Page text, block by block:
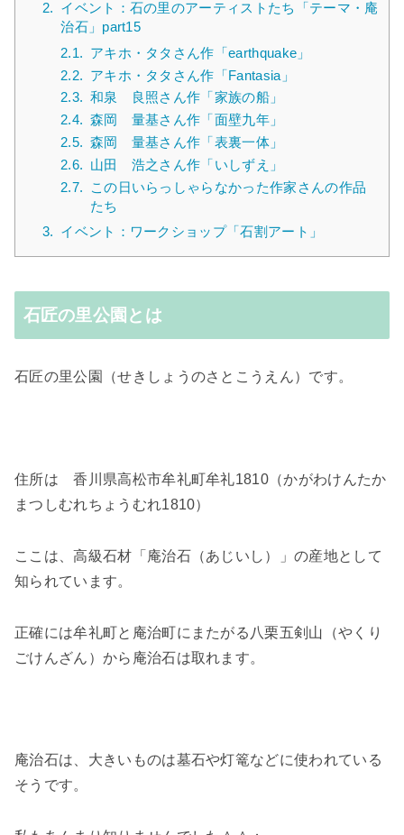
2. イベント：石の里のアーティストたち「テーマ・庵
治石」part15
2.1. アキホ・タタさん作「earthquake」
2.2. アキホ・タタさん作「Fantasia」
2.3. 和泉 良照さん作「家族の船」
2.4. 森岡 量基さん作「面壁九年」
2.5. 森岡 量基さん作「表裏一体」
2.6. 山田 浩之さん作「いしずえ」
2.7.
この日いらっしゃらなかった作家さんの作品
たち
3. イベント：ワークショップ「石割アート」
石匠の里公園とは
石匠の里公園（せきしょうのさとこうえん） です。
住所は香川県高松市牟礼町牟礼1810 （かがわけんたか
まつしむれちょうむれ1810）
ここは、高級石材 「庵治石（あじいし）」の産地として
知られています。
正確には牟礼町と庵治町にまたがる八栗五剣山（やくり
ごけんざん）から庵治石は取れます。
庵治石は、大きいものは墓石や灯篭などに使われている
そうです。